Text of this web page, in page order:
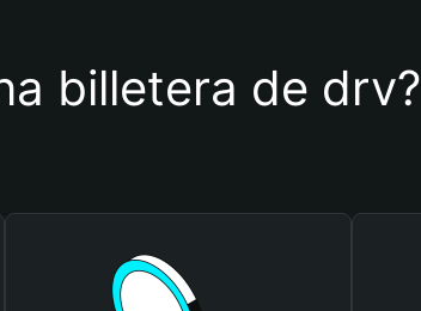
billetera de drv?